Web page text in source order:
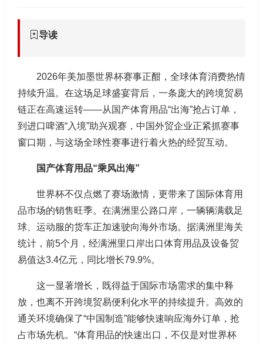
导读
2026年美加墨世界杯赛事正酣，全球体育消费热情
持续升温。在这场足球盛宴背后，一条庞大的跨境贸易
链正在高速运转——从国产体育用品“出海”抢占订单，
到进口啤酒“入境”助兴观赛，中国外贸企业正紧抓赛事
窗口期，与这场全球性赛事进行着火热的经贸互动。
国产体育用品“乘风出海”
世界杯不仅点燃了赛场激情，更带来了国际体育用
品市场的销售旺季。在满洲里公路口岸，一辆辆满载足
球、运动服的货车正加速驶向海外市场。据满洲里海关
统计，前5个月，经满洲里口岸出口体育用品及设备贸
易值达3.4亿元，同比增长79.9%。
这一显著增长，既得益于国际市场需求的集中释
放，也离不开跨境贸易便利化水平的持续提升。高效的
通关环境确保了“中国制造”能够快速响应海外订单，抢
占市场先机。“体育用品的快速出口，不仅是对世界杯